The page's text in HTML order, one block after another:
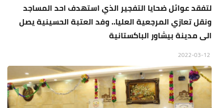
لتفقد عوائل ضحايا التفجير الذي استهدف احد المساجد
ونقل تعازي المرجعية العليا.. وفد العتبة الحسينية يصل
الى مدينة بيشاور الباكستانية